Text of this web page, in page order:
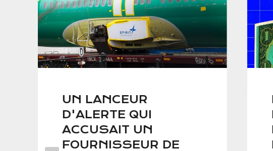
UN LANCEUR
D'ALERTE QUI
ACCUSAIT UN
FOURNISSEUR DE